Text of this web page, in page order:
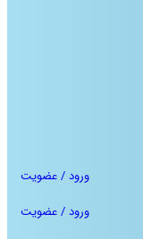
ورود / عضویت
ورود / عضویت